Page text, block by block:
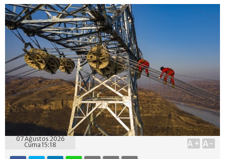
07 Ağustos 2026
Cuma 15:18
A+ A-